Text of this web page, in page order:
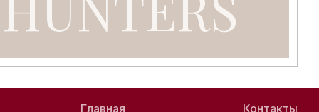
Главная
Контакты